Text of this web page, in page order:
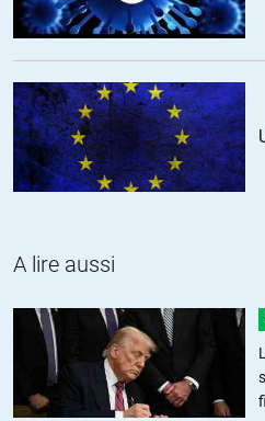
responsables de l’ONU un soutien
même leur offrir un avion saoudien. »
Etre combattant Houthi et monter
encore plus dangereux que pour un
chercher des papiers au consulat
+7 ALERTER
du Royaume Wahabite ne pouvaient
USA ou sur leur recommandation.
Le but c’est d’isoler Riyad des
un partenaire contre tout celui qui
d’offrir à ce dernier des alliés qui
A lire aussi